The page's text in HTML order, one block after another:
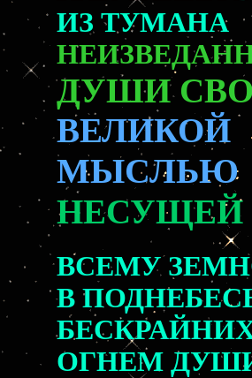
ИЗ ТУМАНА
ДУШИ
ВЕЛИКОЙ
МЫСЛЬЮ
НЕСУЩЕЙ
ВСЕМУ
В
ОГНЕМ